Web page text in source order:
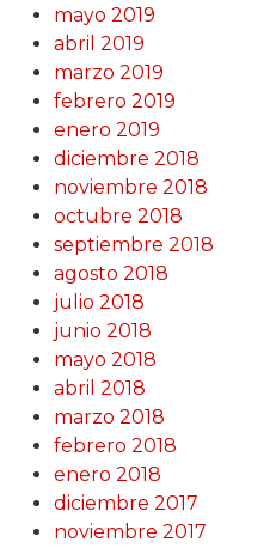
mayo 2019
abril 2019
marzo 2019
febrero 2019
enero 2019
diciembre 2018
noviembre 2018
octubre 2018
septiembre 2018
agosto 2018
julio 2018
junio 2018
mayo 2018
abril 2018
marzo 2018
febrero 2018
enero 2018
diciembre 2017
noviembre 2017